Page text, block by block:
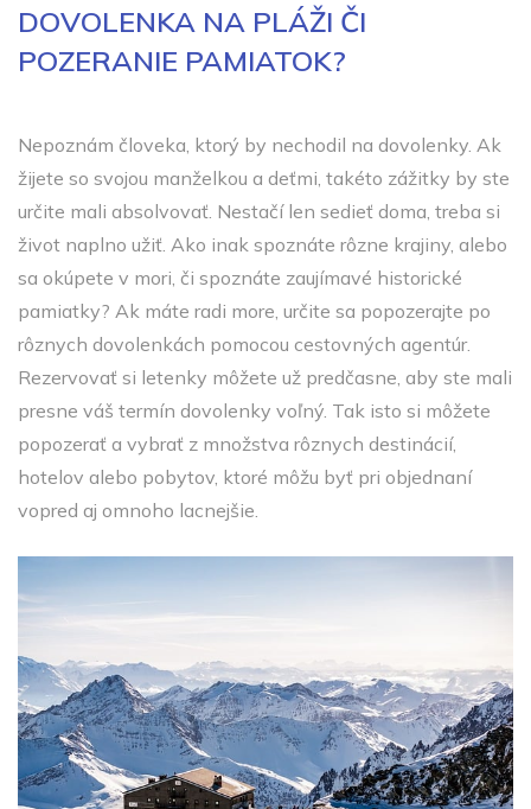
DOVOLENKA NA PLÁŽI ČI
POZERANIE PAMIATOK?
Nepoznám človeka, ktorý by nechodil na dovolenky. Ak
žijete so svojou manželkou a deťmi, takéto zážitky by ste
určite mali absolvovať. Nestačí len sedieť doma, treba si
život naplno užiť. Ako inak spoznáte rôzne krajiny, alebo
sa okúpete v mori, či spoznáte zaujímavé historické
pamiatky? Ak máte radi more, určite sa popozerajte po
rôznych dovolenkách pomocou cestovných agentúr.
Rezervovať si letenky môžete už predčasne, aby ste mali
presne váš termín dovolenky voľný. Tak isto si môžete
popozerať a vybrať z množstva rôznych destinácií,
hotelov alebo pobytov, ktoré môžu byť pri objednaní
vopred aj omnoho lacnejšie.